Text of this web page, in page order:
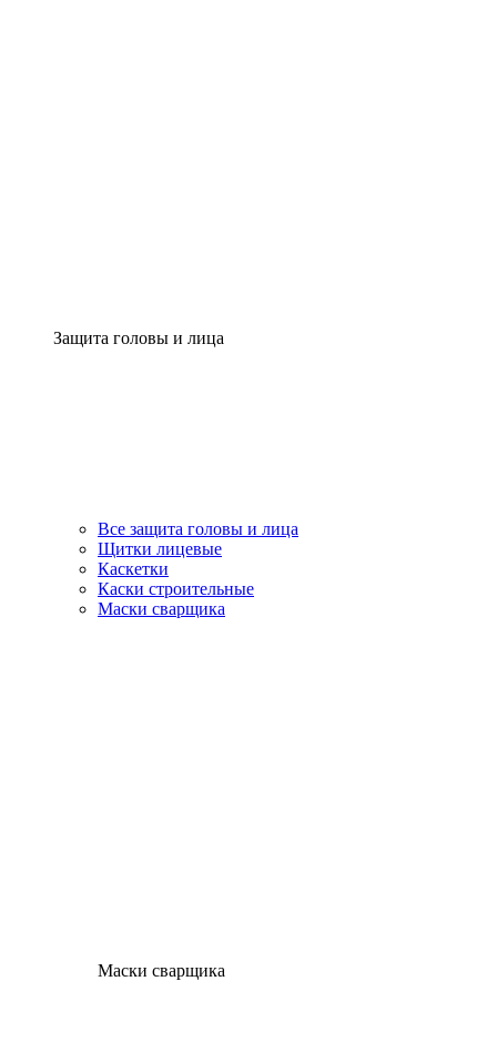
Защита головы и лица
Все защита головы и лица
Щитки лицевые
Каскетки
Каски строительные
Маски сварщика
Маски сварщика